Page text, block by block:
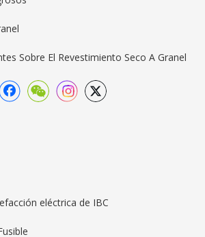
Sobre El Revestimiento Seco A Granel
eléctrica de IBC